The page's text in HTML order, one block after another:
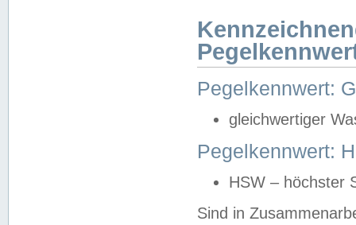
Pegelkennwert:
gleichwertiger
Pegelkennwert:
HSW – höchster
Sind in